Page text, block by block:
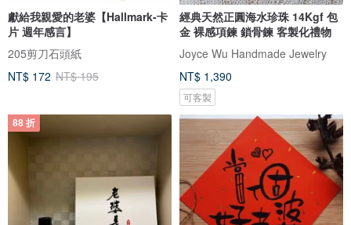
獻給我親愛的老婆【Hallmark-卡
片 週年感言】
205剪刀石頭紙
NT$ 172 NT$ 195
經典天然正圓海水珍珠 14Kgf 包
金 裸感項鍊 鎖骨鍊 客製化禮物
Joyce Wu Handmade Jewelry
NT$ 1,390
可客製
88 折